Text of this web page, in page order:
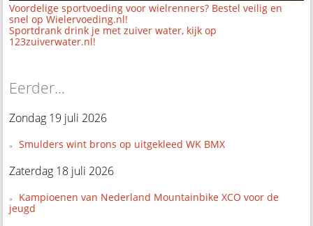
Voordelige sportvoeding voor wielrenners? Bestel veilig en
snel op Wielervoeding.nl!
Sportdrank drink je met zuiver water, kijk op
123zuiverwater.nl!
Eerder...
Zondag 19 juli 2026
Smulders wint brons op uitgekleed WK BMX
Zaterdag 18 juli 2026
Kampioenen van Nederland Mountainbike XCO voor de
jeugd